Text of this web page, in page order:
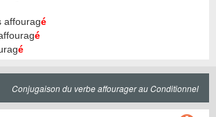
affouragé
é
é
Conjugaison du verbe affourager au Conditionnel